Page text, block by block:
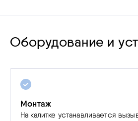
Оборудование и
Монтаж
На калитке устанавливается